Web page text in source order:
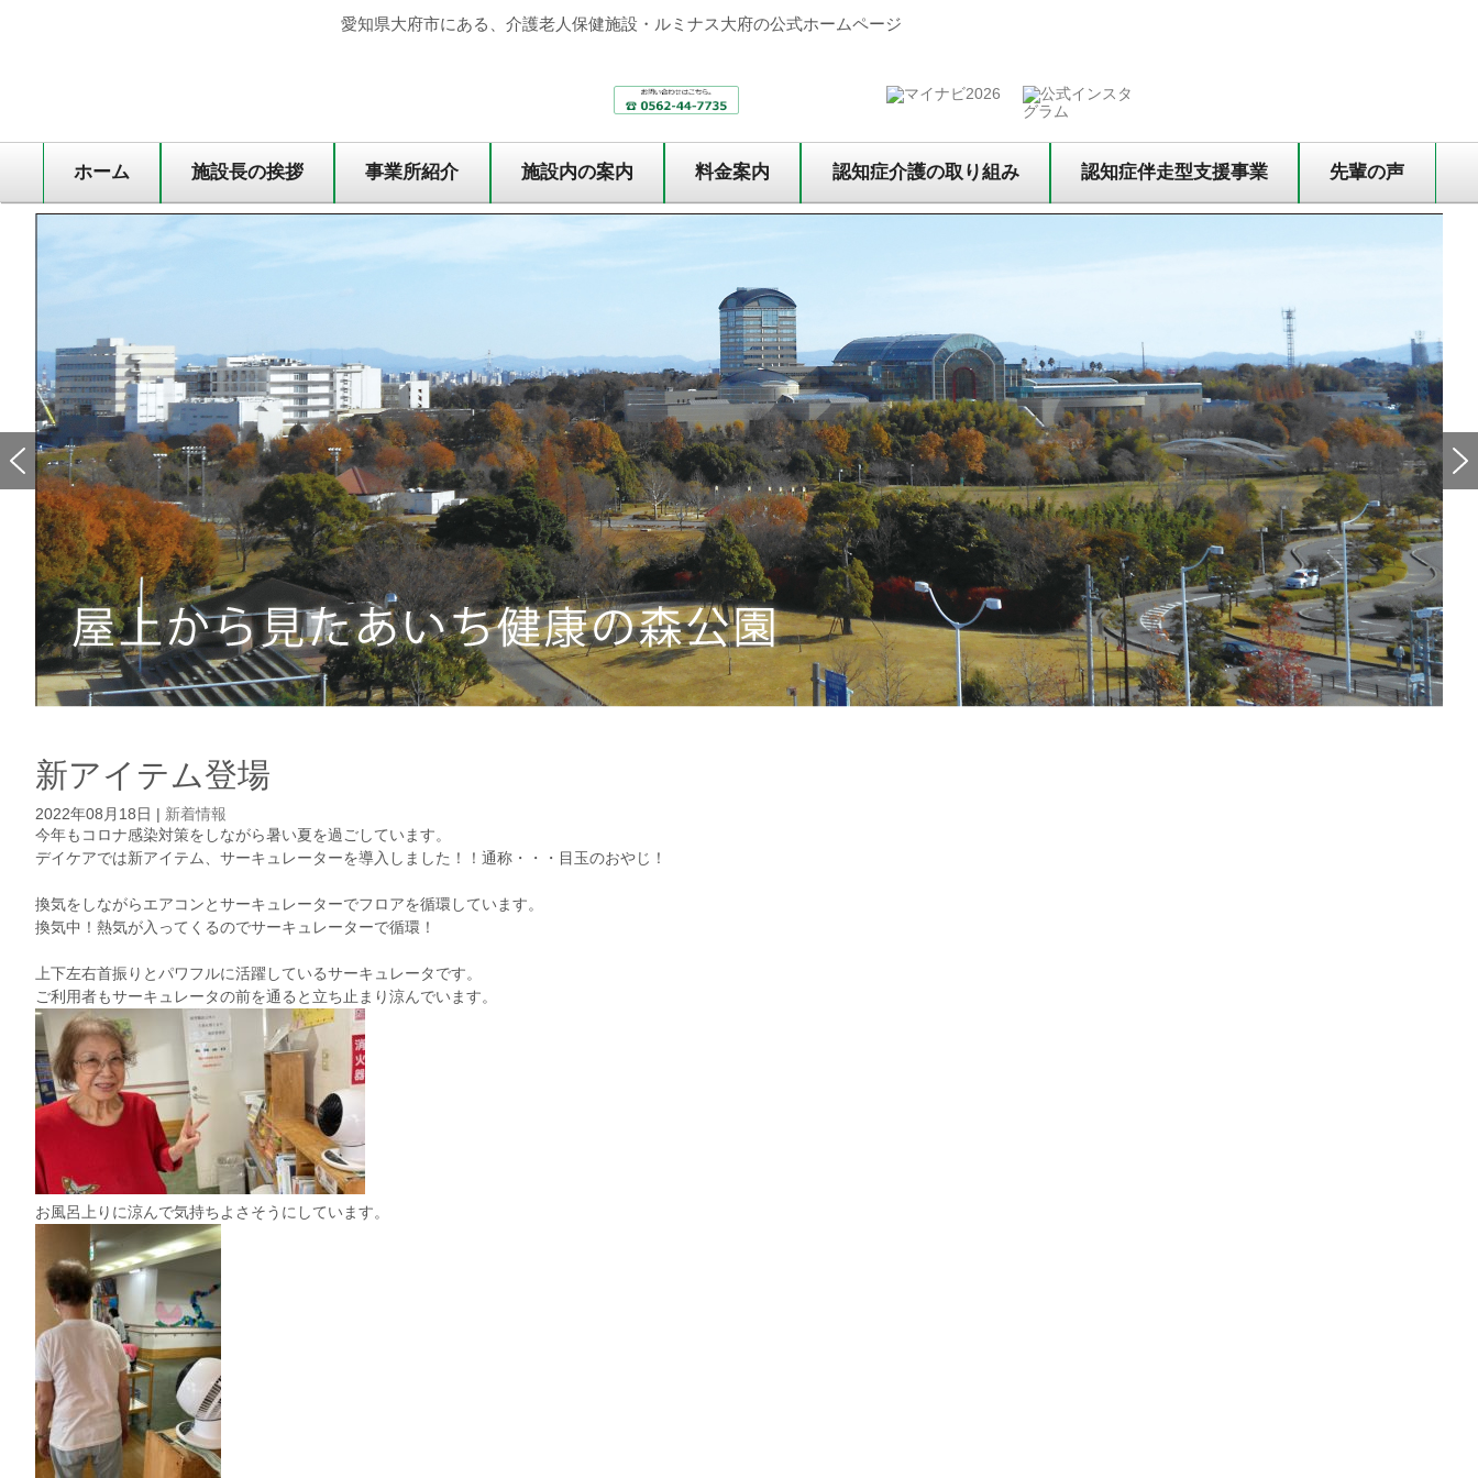
愛知県大府市にある、介護老人保健施設・ルミナス大府の公式ホームページ
ホーム 施設長の挨拶 事業所紹介 施設内の案内 料金案内 認知症介護の取り組み 認知症伴走型支援事業 先輩の声
新アイテム登場
2022年08月18日 | 新着情報
今年もコロナ感染対策をしながら暑い夏を過ごしています。
デイケアでは新アイテム、サーキュレーターを導入しました！！通称・・・目玉のおやじ！
換気をしながらエアコンとサーキュレーターでフロアを循環しています。
換気中！熱気が入ってくるのでサーキュレーターで循環！
上下左右首振りとパワフルに活躍しているサーキュレータです。
ご利用者もサーキュレータの前を通ると立ち止まり涼んでいます。
お風呂上りに涼んで気持ちよさそうにしています。